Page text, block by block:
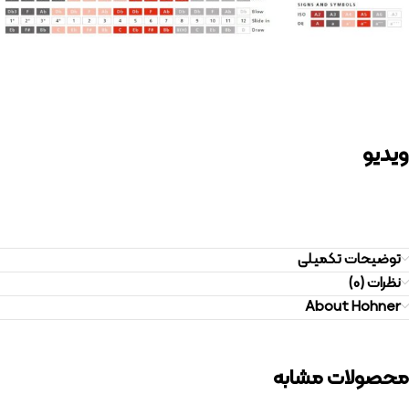
ویدیو
توضیحات تکمیلی
نظرات (0)
About Hohner
محصولات مشابه